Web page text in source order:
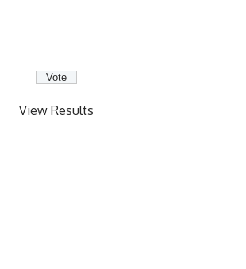
View Results